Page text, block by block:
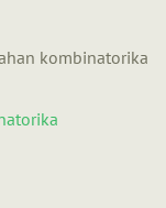
kombinatorika